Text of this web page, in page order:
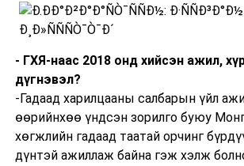
- ГХЯ-наас 2018 онд хийсэн ажил,
дүгнэвэл?
-Гадаад харилцааны салбарын үйл
өөрийнхөө үндсэн зорилго буюу
хөгжлийн гадаад таатай орчинг
дүнтэй ажиллаж байна гэж хэлж